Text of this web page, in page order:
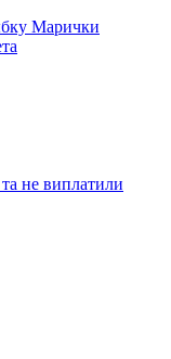
Марички
не виплатили